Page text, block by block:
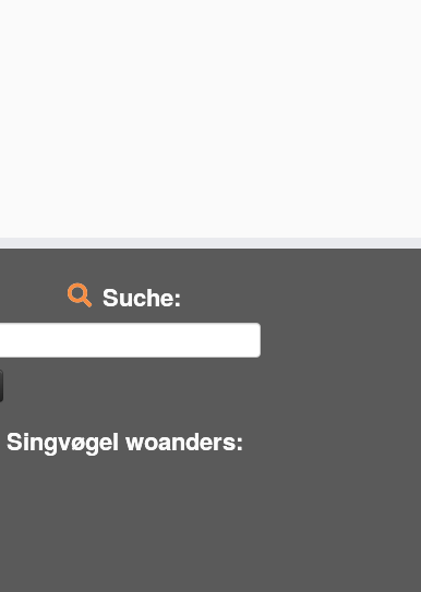
Suche:
Singvøgel woanders: